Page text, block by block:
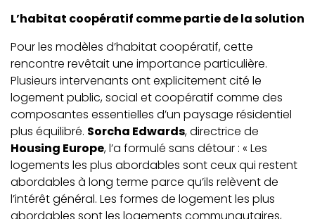
L’habitat coopératif comme partie de la solution
Pour les modèles d’habitat coopératif, cette
rencontre revêtait une importance particulière.
Plusieurs intervenants ont explicitement cité le
logement public, social et coopératif comme des
composantes essentielles d’un paysage résidentiel
plus équilibré. Sorcha Edwards, directrice de
Housing Europe, l’a formulé sans détour : « Les
logements les plus abordables sont ceux qui restent
abordables à long terme parce qu’ils relèvent de
l’intérêt général. Les formes de logement les plus